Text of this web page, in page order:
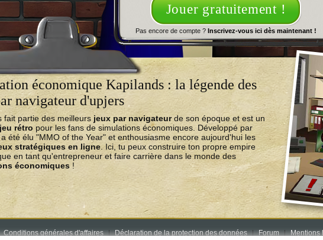
Jouer gratuitement !
Pas encore de compte ? Inscrivez-vous ici dès maintenant !
économique Kapilands : la légende des
navigateur d'upjers
fait partie des meilleurs jeux par navigateurde son époque et est un
jeu rétro pour les fans de simulations économiques. Développé par
a été élu "MMO of the Year" et enthousiasme encore aujourd'hui les
stratégiques en ligne. Ici, tu peux construire ton propre empire
en tant qu'entrepreneur et faire carrière dans le monde des
économiques !
Conditions générales d'affaires Déclaration de la protection des données Forum Mentions